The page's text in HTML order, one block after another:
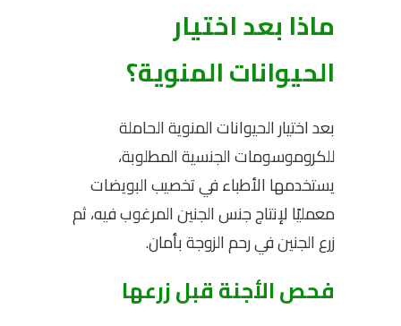
ماذا بعد اختيار
الحيوانات المنوية؟
بعد اختيار الحيوانات المنوية الحاملة
للكروموسومات الجنسية المطلوبة،
يستخدمها الأطباء في تخصيب البويضات
معمليًا لإنتاج جنس الجنين المرغوب فيه، ثم
زرع الجنين في رحم الزوجة بأمان.
فحص الأجنة قبل زرعها